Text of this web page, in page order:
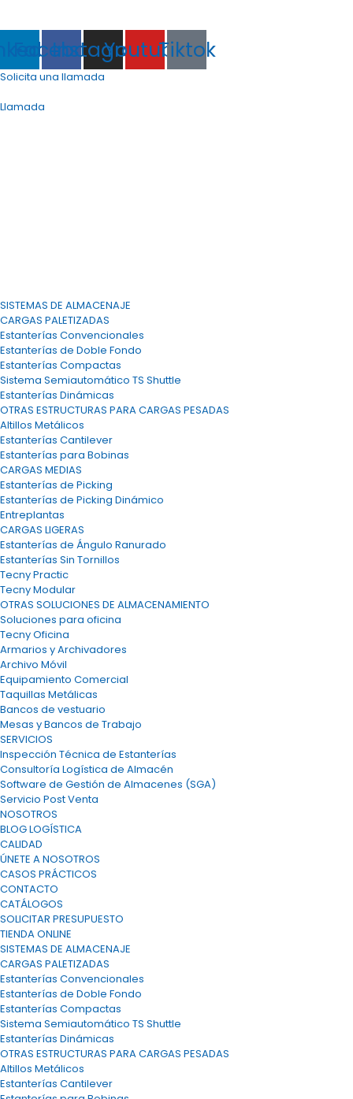
Facebook
Instagram
YoutubeTiktok
Solicita una llamada
Llamada
SISTEMAS DE ALMACENAJE
CARGAS PALETIZADAS
Estanterías Convencionales
Estanterías de Doble Fondo
Estanterías Compactas
Sistema Semiautomático TS Shuttle
Estanterías Dinámicas
OTRAS ESTRUCTURAS PARA CARGAS PESADAS
Altillos Metálicos
Estanterías Cantilever
Estanterías para Bobinas
CARGAS MEDIAS
Estanterías de Picking
Estanterías de Picking Dinámico
Entreplantas
CARGAS LIGERAS
Estanterías de Ángulo Ranurado
Estanterías Sin Tornillos
Tecny Practic
Tecny Modular
OTRAS SOLUCIONES DE ALMACENAMIENTO
Soluciones para oficina
Tecny Oficina
Armarios y Archivadores
Archivo Móvil
Equipamiento Comercial
Taquillas Metálicas
Bancos de vestuario
Mesas y Bancos de Trabajo
SERVICIOS
Inspección Técnica de Estanterías
Consultoría Logística de Almacén
Software de Gestión de Almacenes (SGA)
Servicio Post Venta
NOSOTROS
BLOG LOGÍSTICA
CALIDAD
ÚNETE A NOSOTROS
CASOS PRÁCTICOS
CONTACTO
CATÁLOGOS
SOLICITAR PRESUPUESTO
TIENDA ONLINE
SISTEMAS DE ALMACENAJE
CARGAS PALETIZADAS
Estanterías Convencionales
Estanterías de Doble Fondo
Estanterías Compactas
Sistema Semiautomático TS Shuttle
Estanterías Dinámicas
OTRAS ESTRUCTURAS PARA CARGAS PESADAS
Altillos Metálicos
Estanterías Cantilever